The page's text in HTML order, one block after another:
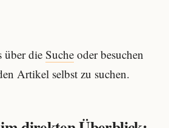
über dieSucheoder besuchen
Artikel selbst zu suchen.